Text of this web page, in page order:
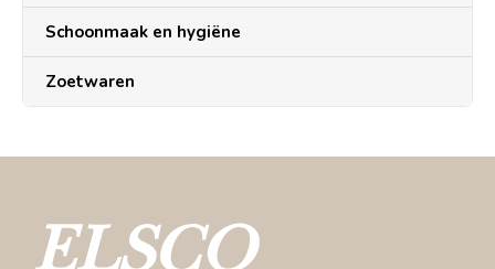
Schoonmaak en hygiëne
Zoetwaren